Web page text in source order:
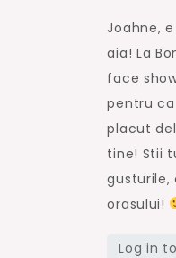
Joahne,
aia! La
face
pentru
placut
tine! Stii
gusturile,
orasului!
Log in